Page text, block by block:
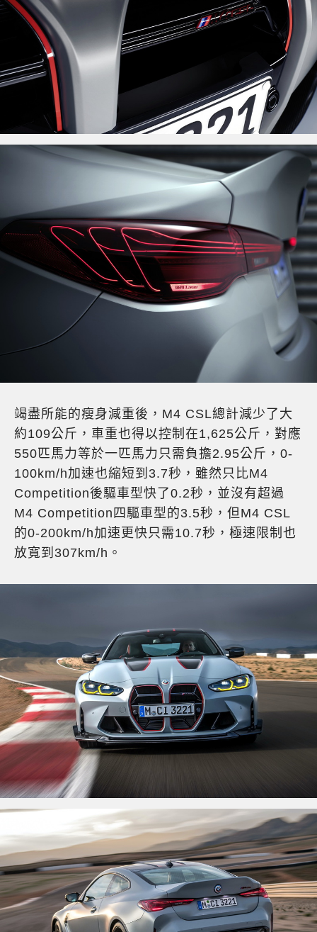
竭盡所能的瘦身減重後，M4 CSL總計減少了大
約109公斤，車重也得以控制在1,625公斤，對應
550匹馬力等於一匹馬力只需負擔2.95公斤，0-
100km/h加速也縮短到3.7秒，雖然只比M4
Competition後驅車型快了0.2秒，並沒有超過
M4 Competition四驅車型的3.5秒，但M4 CSL
的0-200km/h加速更快只需10.7秒，極速限制也
放寬到307km/h。